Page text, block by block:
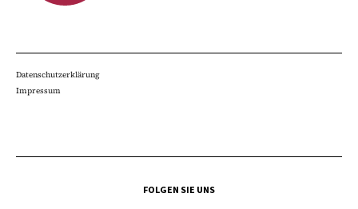
Datenschutzerklärung
Impressum
FOLGEN SIE UNS